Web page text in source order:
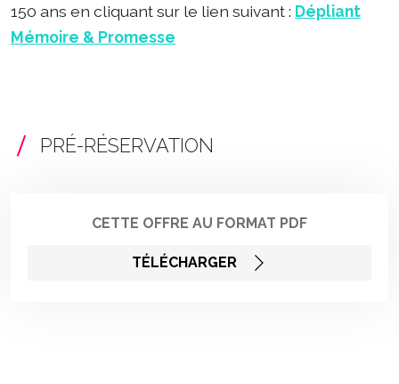
150 ans en cliquant sur le lien suivant : Dépliant
Mémoire & Promesse
PRÉ-RÉSERVATION
CETTE OFFRE AU FORMAT PDF
TÉLÉCHARGER